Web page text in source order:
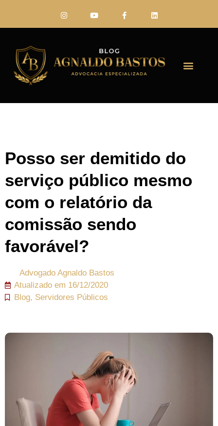
Posso ser demitido do
serviço público mesmo
com o relatório da
comissão sendo
favorável?
Advogado Agnaldo Bastos
Atualizado em 16/12/2020
Blog, Servidores Públicos